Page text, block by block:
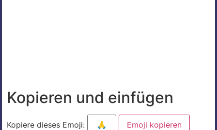
Kopieren und einfügen
Kopiere dieses Emoji: Emoji kopieren